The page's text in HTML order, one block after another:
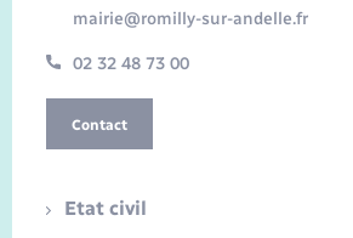
mairie@romilly-sur-andelle.fr
02 32 48 73 00
Contact
Etat civil